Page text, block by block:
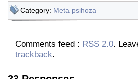
Category: Meta psihoza
Comments feed : RSS 2.0.
trackback.